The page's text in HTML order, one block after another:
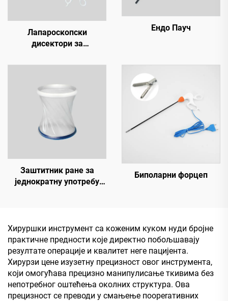
Лапароскопски
дисектори за
Ендо Пауч
Заштитник ране за
једнократну употребу
Биполарни форцеп
Хируршки инструмент са коженим куком нуди бројне
практичне предности које директно побољшавају
резултате операције и квалитет неге пацијента.
Хирурзи цене изузетну прецизност овог инструмента,
који омогућава прецизно манипулисање ткивима без
непотребног оштећења околних структура. Ова
прецизност се преводи у смањење поoperaтивних